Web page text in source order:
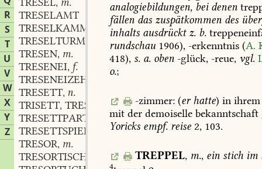
R
S
T
U
V
W
X
Y
Z
,
TRESELAMT
TRESELKAMMER
TRESELTURM
TRESEN, m.
TRESENEI, f.
TRESENEIZEHNTE
TRESETT, n.
TRISETT, TRESSET, TRISSET,n.
TRESETTPARTIE
TRESETTSPIEL
TRESOR, m.
TRESORTISCH
analogiebildungen, beidenen
fällen das zuspätkommen des
inhalts ausdrücktz. b.
rundschau 1906), -erkenntnis (A.
418), s. a. oben -glück, -reue, vgl.
o.;
-zimmer: (erhatte) inihrem
mit der demoiselle bekanntschaft
Yoricks empf. reise 2, 103.
TREPPEL, m., einstichim
4